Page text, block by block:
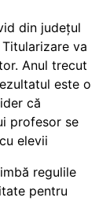
din județul
va
Anul trecut
este o
că
profesor se
elevii
regulile
pentru